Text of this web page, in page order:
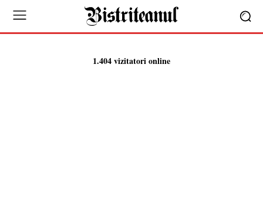
1.404 vizitatori online